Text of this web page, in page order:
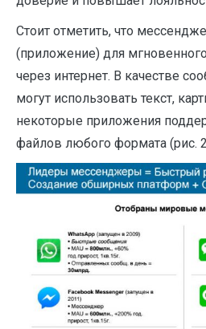
Стоит отметить, что
(приложение) для
через интернет. В качестве
могут использовать текст,
некоторые приложения
файлов любого формата (рис.